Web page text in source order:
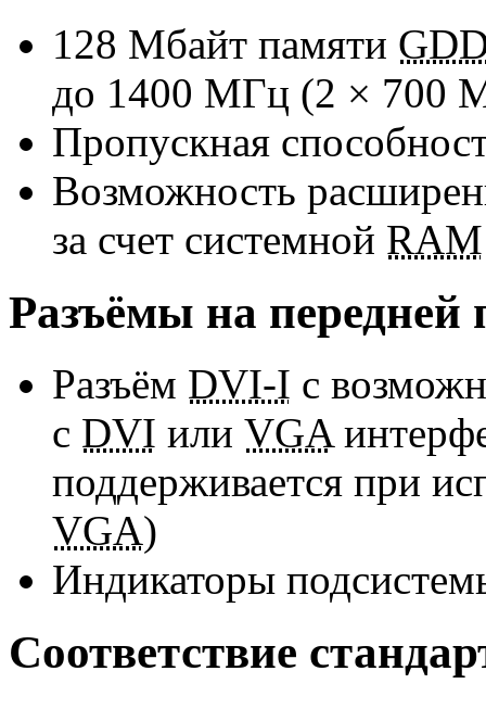
128 Мбайт памяти
до 1400 МГц (2 × 700
Пропускная
Возможность
за счет системной RAM
Разъёмы на передней
Разъём DVI-I с
с DVI или VGA
поддерживается при
VGA)
Индикаторы
Соответствие